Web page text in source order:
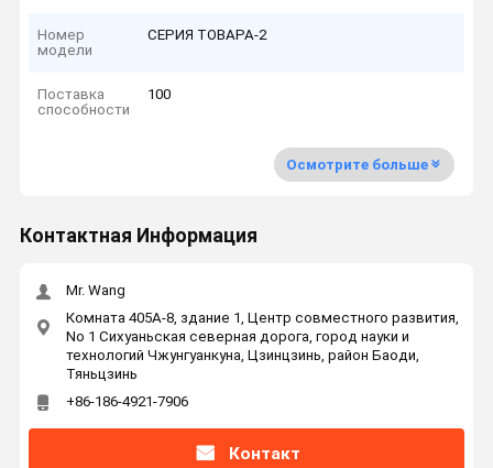
Номер
модели
СЕРИЯ ТОВАРА-2
Поставка
способности
100
Осмотрите больше
Контактная Информация
Mr. Wang
Комната 405A-8, здание 1, Центр совместного развития,
No 1 Сихуаньская северная дорога, город науки и
технологий Чжунгуанкуна, Цзинцзинь, район Баоди,
Тяньцзинь
+86-186-4921-7906
Контакт